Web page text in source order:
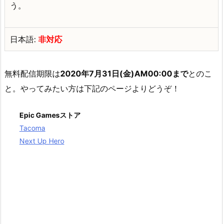
う。
日本語: 非対応
無料配信期限は2020年7月31日(金)AM00:00までとのこ
と。やってみたい方は下記のページよりどうぞ！
Epic Gamesストア
Tacoma
Next Up Hero